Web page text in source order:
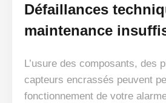
Défaillances
maintenance
L’usure des composants, des
capteurs encrassés peuvent
fonctionnement de votre